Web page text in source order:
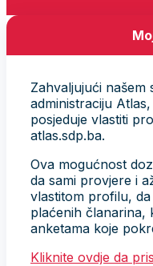
Zahvaljujući našem
administraciju
posjeduje vlastiti
atlas.sdp.ba.
Ova mogućnost
da sami provjere i
vlastitom profilu,
plaćenih članarina,
anketama koje
Kliknite ovdje da